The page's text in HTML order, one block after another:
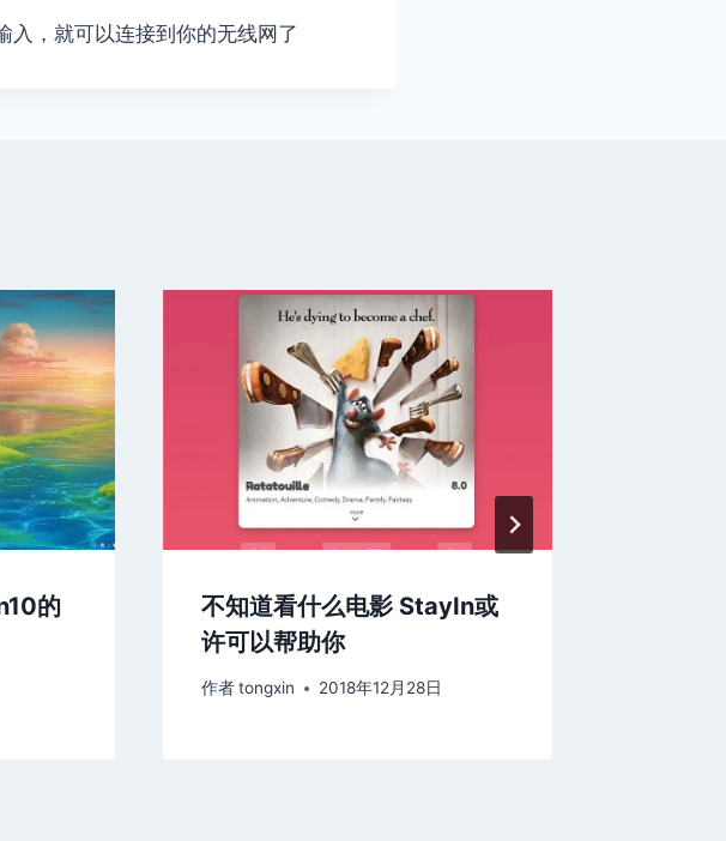
入，就可以连接到你的无线网了
的
不知道看什么电影 StayIn或
许可以帮助你
作者 tongxin 2018年12月28日